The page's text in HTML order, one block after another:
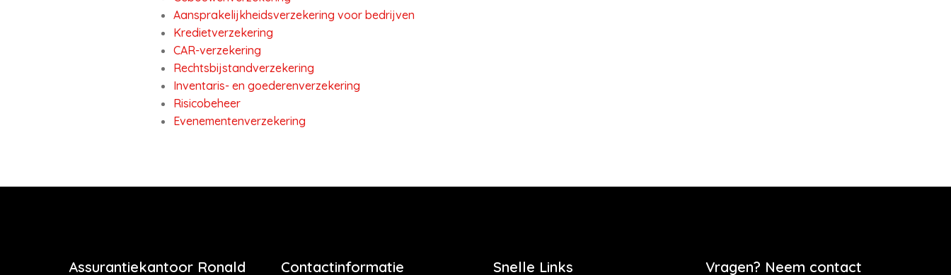
Aansprakelijkheidsverzekering voor bedrijven
Kredietverzekering
CAR-verzekering
Rechtsbijstandverzekering
Inventaris- en goederenverzekering
Risicobeheer
Evenementenverzekering
Assurantiekantoor Ronald Contactinformatie Snelle Links Vragen? Neem contact